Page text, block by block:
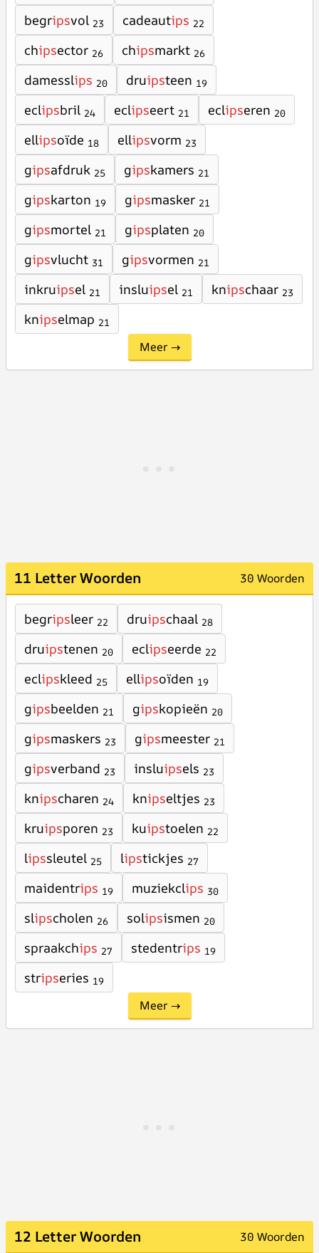
begripsvol 23 cadeautips 22
chipsector 26 chipsmarkt 26
damesslips 20 druipsteen 19
eclipsbril 24 eclipseert 21 eclipseren 20
ellipsoïde 18 ellipsvorm 23
gipsafdruk 25 gipskamers 21
gipskarton 19 gipsmasker 21
gipsmortel 21 gipsplaten 20
gipsvlucht 31 gipsvormen 21
inkruipsel 21 insluipsel 21 knipschaar 23
knipselmap 21
Meer →
11 Letter Woorden 30 Woorden
begripsleer 22 druipschaal 28
druipstenen 20 eclipseerde 22
eclipskleed 25 ellipsoïden 19
gipsbeelden 21 gipskopieën 20
gipsmaskers 23 gipsmeester 21
gipsverband 23 insluipsels 23
knipscharen 24 knipseltjes 23
kruipsporen 23 kuipstoelen 22
lipssleutel 25 lipstickjes 27
maidentrips 19 muziekclips 30
slipscholen 26 solipsismen 20
spraakchips 27 stedentrips 19
stripseries 19
Meer →
12 Letter Woorden 30 Woorden